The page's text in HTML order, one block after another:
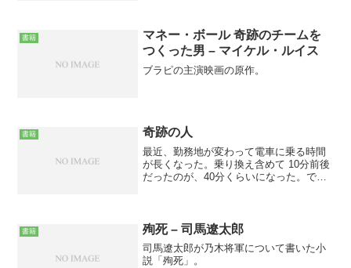
書籍
マネー・ボール 奇跡のチームを
つくった男 – マイケル・ルイス
ブラピの主演映画の原作。
書籍 奇跡の人
最近、勤務地が変わって電車に乗る時間
が長くなった。乗り換え含めて 10分前後
だったのが、40分くらいになった。で、
が近所になったとた...
書籍 殉死 – 司馬遼太郎
司馬遼太郎が乃木将軍について書いた小
説「殉死」。